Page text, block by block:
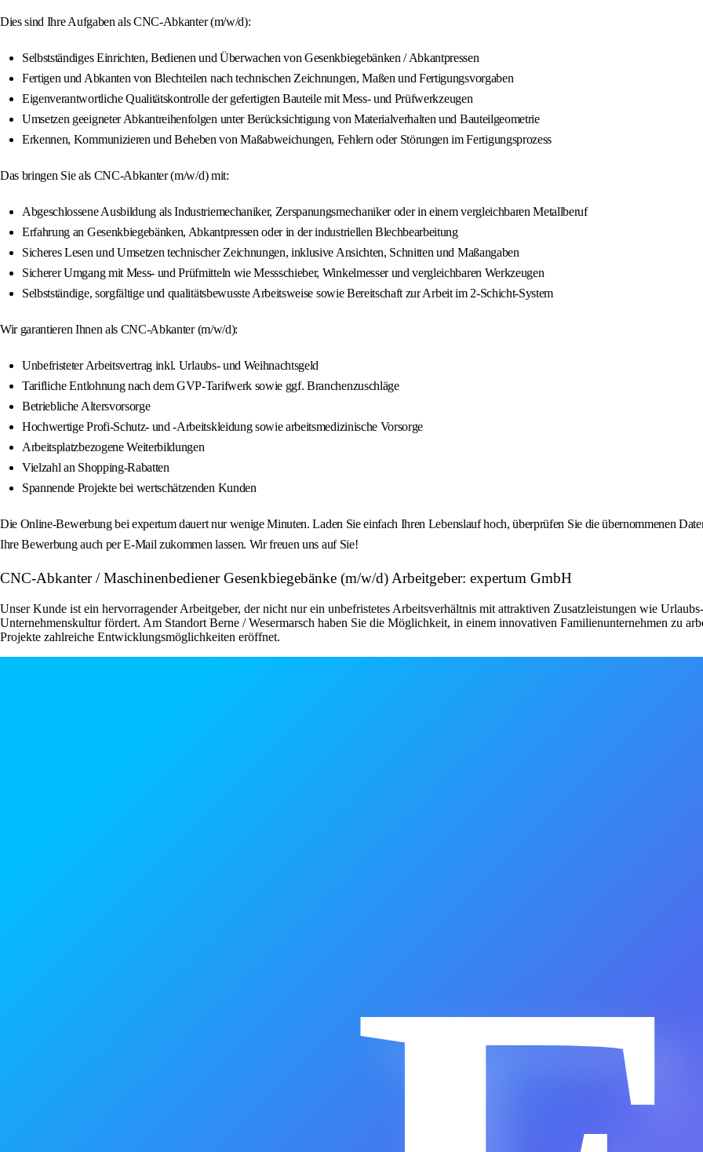
Dies sind Ihre Aufgaben als CNC-Abkanter (m/w/d):
Selbstständiges Einrichten, Bedienen und Überwachen von Gesenkbiegebänken / Abkantpressen
Fertigen und Abkanten von Blechteilen nach technischen Zeichnungen, Maßen und Fertigungsvorgaben
Eigenverantwortliche Qualitätskontrolle der gefertigten Bauteile mit Mess- und Prüfwerkzeugen
Umsetzen geeigneter Abkantreihenfolgen unter Berücksichtigung von Materialverhalten und Bauteilgeometrie
Erkennen, Kommunizieren und Beheben von Maßabweichungen, Fehlern oder Störungen im Fertigungsprozess
Das bringen Sie als CNC-Abkanter (m/w/d) mit:
Abgeschlossene Ausbildung als Industriemechaniker, Zerspanungsmechaniker oder in einem vergleichbaren Metallberuf
Erfahrung an Gesenkbiegebänken, Abkantpressen oder in der industriellen Blechbearbeitung
Sicheres Lesen und Umsetzen technischer Zeichnungen, inklusive Ansichten, Schnitten und Maßangaben
Sicherer Umgang mit Mess- und Prüfmitteln wie Messschieber, Winkelmesser und vergleichbaren Werkzeugen
Selbstständige, sorgfältige und qualitätsbewusste Arbeitsweise sowie Bereitschaft zur Arbeit im 2-Schicht-System
Wir garantieren Ihnen als CNC-Abkanter (m/w/d):
Unbefristeter Arbeitsvertrag inkl. Urlaubs- und Weihnachtsgeld
Tarifliche Entlohnung nach dem GVP-Tarifwerk sowie ggf. Branchenzuschläge
Betriebliche Altersvorsorge
Hochwertige Profi-Schutz- und -Arbeitskleidung sowie arbeitsmedizinische Vorsorge
Arbeitsplatzbezogene Weiterbildungen
Vielzahl an Shopping-Rabatten
Spannende Projekte bei wertschätzenden Kunden
Die Online-Bewerbung bei expertum dauert nur wenige Minuten. Laden Sie einfach Ihren Lebenslauf hoch, überprüfen Sie die übernommenen
Ihre Bewerbung auch per E-Mail zukommen lassen. Wir freuen uns auf Sie!
CNC-Abkanter / Maschinenbediener Gesenkbiegebänke (m/w/d) Arbeitgeber: expertum GmbH
Unser Kunde ist ein hervorragender Arbeitgeber, der nicht nur ein unbefristetes Arbeitsverhältnis mit attraktiven Zusatzleistungen wie
Unternehmenskultur fördert. Am Standort Berne / Wesermarsch haben Sie die Möglichkeit, in einem innovativen Familienunternehmen zu
Projekte zahlreiche Entwicklungsmöglichkeiten eröffnet.